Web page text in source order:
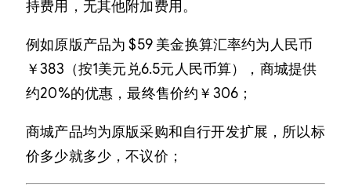
持费用，无其他附加费用。
例如原版产品为 $59 美金换算汇率约为人民币
￥383（按1美元兑6.5元人民币算），商城提供
约20%的优惠，最终售价约￥306；
商城产品均为原版采购和自行开发扩展，所以标
价多少就多少，不议价；